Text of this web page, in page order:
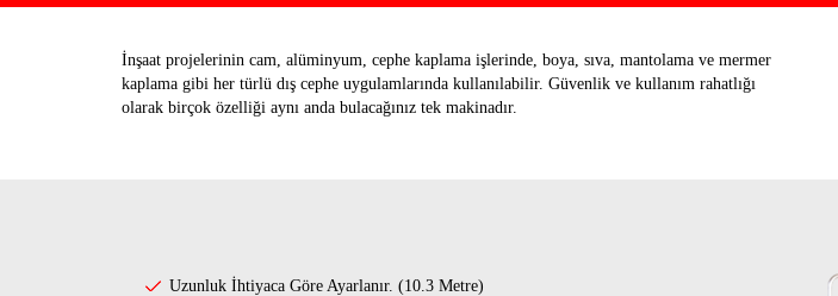
İnşaat projelerinin cam, alüminyum, cephe kaplama işlerinde, boya, sıva, mantolama ve mermer
kaplama gibi her türlü dış cephe uygulamlarında kullanılabilir. Güvenlik ve kullanım rahatlığı
olarak birçok özelliği aynı anda bulacağınız tek makinadır.
Uzunluk İhtiyaca Göre Ayarlanır. (10.3 Metre)